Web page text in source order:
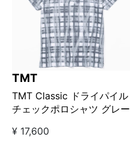
TMT
TMT Classic ドライパイル
チェックポロシャツ グレー
¥ 17,600